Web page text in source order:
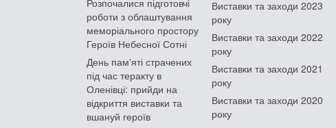
роботи з облаштування
меморіального простору
Героїв Небесної Сотні
День памʼяті страчених
під час теракту в
Оленівці: прийди на
відкриття виставки та
вшануй героїв
Виставки та заходи 2023
року
Виставки та заходи 2022
року
Виставки та заходи 2021
року
Виставки та заходи 2020
року